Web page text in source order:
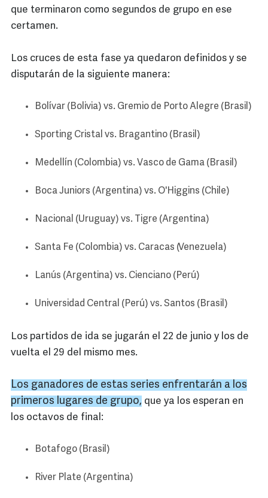
que terminaron como segundos de grupo en ese
certamen.
Los cruces de esta fase ya quedaron definidos y se
disputarán de la siguiente manera:
Bolívar (Bolivia) vs. Gremio de Porto Alegre (Brasil)
Sporting Cristal vs. Bragantino (Brasil)
Medellín (Colombia) vs. Vasco de Gama (Brasil)
Boca Juniors (Argentina) vs. O'Higgins (Chile)
Nacional (Uruguay) vs. Tigre (Argentina)
Santa Fe (Colombia) vs. Caracas (Venezuela)
Lanús (Argentina) vs. Cienciano (Perú)
Universidad Central (Perú) vs. Santos (Brasil)
Los partidos de ida se jugarán el 22 de junio y los de
vuelta el 29 del mismo mes.
Los ganadores de estas series enfrentarán a los
primeros lugares de grupo, que ya los esperan en
los octavos de final:
Botafogo (Brasil)
River Plate (Argentina)